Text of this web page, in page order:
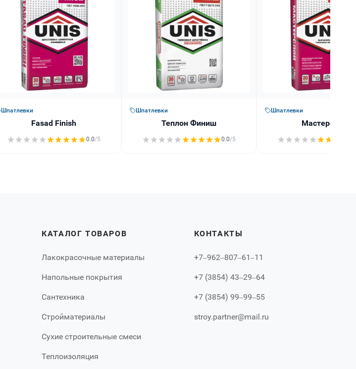
Шпатлевки
Fasad Finish
0.0/5
Шпатлевки
Теплон Финиш
0.0/5
Шпатлевки
Мастерслой
КАТАЛОГ ТОВАРОВ
Лакокрасочные материалы
Напольные покрытия
Сантехника
Стройматериалы
Сухие строительные смеси
Теплоизоляция
КОНТАКТЫ
+7‒962‒807‒61‒11
+7 (3854) 43‒29‒64
+7 (3854) 99‒99‒55
stroy.partner@mail.ru